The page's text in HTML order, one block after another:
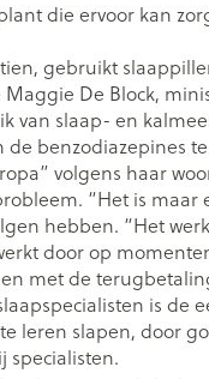
Beschadigd
hoofdirritatie
Styling - spray
Verzorging
Toon meer
Mond
Droge mond
Elektrische
voor Dieet,
Eetlustremmer
Platte buik
Vetverbranders
Toon meer
voor
Vitamines en
supplementen
Toon meer
voor Vitaliteit
Seksualiteit
Zware benen
voor Natuur
Essentiële oliën
Complex -
Oligo-
Plantaardige
voor Thuiszorg
Thuiszorg
Batterijen
Toebehoren
Teken tang of
Honden
Nagels en
Spijsvertering
Lever,
Braken
Toon meer
Huid
Ontsmetten en
desinfecteren
die ervoor kan
gebruikt
De Block,
van slaap- en
benzodiazepines
volgens haar
“Het is maar
hebben. “Het
door op
met de
is de
leren slapen, door
specialisten.